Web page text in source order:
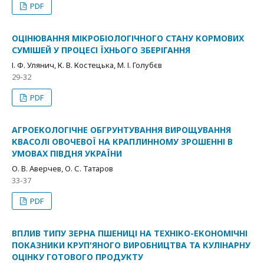
PDF
ОЦІНЮВАННЯ МІКРОБІОЛОГІЧНОГО СТАНУ КОРМОВИХ
СУМІШЕЙ У ПРОЦЕСІ ЇХНЬОГО ЗБЕРІГАННЯ
І. Ф. Улянич, К. В. Костецька, М. І. Голубєв
29-32
PDF
АГРОЕКОЛОГІЧНЕ ОБГРУНТУВАННЯ ВИРОЩУВАННЯ
КВАСОЛІ ОВОЧЕВОЇ НА КРАПЛИННОМУ ЗРОШЕННІ В
УМОВАХ ПІВДНЯ УКРАЇНИ
О. В. Аверчев, О. С. Татаров
33-37
PDF
ВПЛИВ ТИПУ ЗЕРНА ПШЕНИЦІ НА ТЕХНІКО-ЕКОНОМІЧНІ
ПОКАЗНИКИ КРУП'ЯНОГО ВИРОБНИЦТВА ТА КУЛІНАРНУ
ОЦІНКУ ГОТОВОГО ПРОДУКТУ